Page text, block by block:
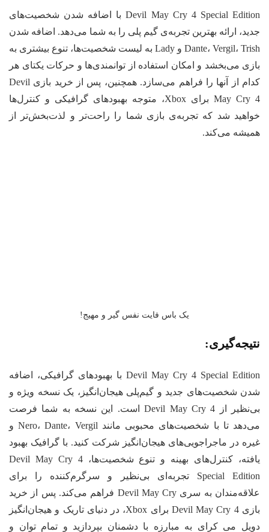
Devil May Cry 4 Special Edition با اضافه شدن شخصیت‌های
ارائه بهترین تجربه‌ی گیم پلی را به شما می‌دهد. اضافه شدن
Dante، Vergil، Trish و Lady به لیست شخصیت‌ها، تنوع بیشتری به
می‌بخشد و امکان استفاده از توانمندی‌ها و حرکات یکتای هر
کدام از آنها را فراهم می‌سازد. همچنین، پس از خرید بازی Devil
May Cry 4 برای Xbox، متوجه بهبودهای گرافیکی و کنترل‌ها
شد که تجربه‌ی بازی شما را راحت‌تر و لذت‌بخش‌تر از
می‌کند.
یک باس فایت نفس گیر و مهیج!
Devil May Cry 4 Special Edition با بهبودهای گرافیکی، اضافه
شخصیت‌های جدید و گیم‌پلی هیجان‌انگیز، یک نسخه ویژه و
بی‌نظیر از Devil May Cry 4 است. این نسخه به شما فرصت
می‌دهد تا با شخصیت‌های محبوبی مانند Nero، Dante، Vergil و
در ماجراجویی‌های هیجان‌انگیز شرکت کنید. با گرافیک بهبود
یافته، کنترل‌های بهینه و تنوع شخصیت‌ها، Devil May Cry 4
Special Edition تجربه‌ای بی‌نظیر و سرگرم‌کننده را برای
علاقه‌مندان به سری Devil May Cry فراهم می‌کند. پس از خرید
بازی Devil May Cry 4 برای Xbox، در دنیای تاریک و هیجان‌انگیز
می کرای به مبارزه با دشمنان بپردازید و تمام توان و